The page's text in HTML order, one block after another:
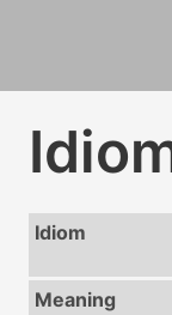
Idiom
Meaning